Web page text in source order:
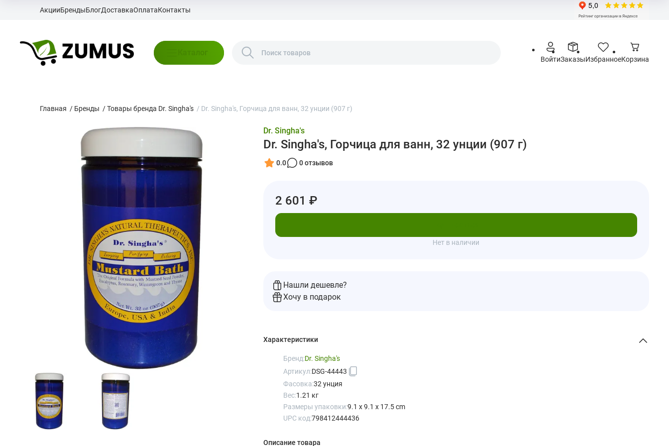
АкцииБрендыБлогДоставкаОплатаКонтакты
Каталог
ВойтиЗаказыИзбранноеКорзина
Главная / Бренды /Товары бренда Dr. Singha's / Dr. Singha's, Горчица для ванн, 32 унции (907 г)
Dr. Singha's
Dr. Singha's, Горчица для ванн, 32 унции (907 г)
0.0 0 отзывов
2 601 ₽
Нет в наличии
Нашли дешевле?
Хочу в подарок
Характеристики
Бренд:Dr. Singha's
Артикул:DSG-44443
Фасовка:32 унция
Вес:1.21 кг
Размеры упаковки:9.1 x 9.1 x 17.5 cm
UPC код:798412444436
Описание товара